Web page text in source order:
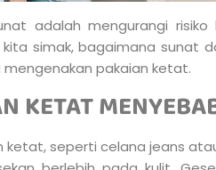
adalah mengurangi
kita simak, bagaimana sunat
pakaian ketat.
KETAT
ketat, seperti celana jeans